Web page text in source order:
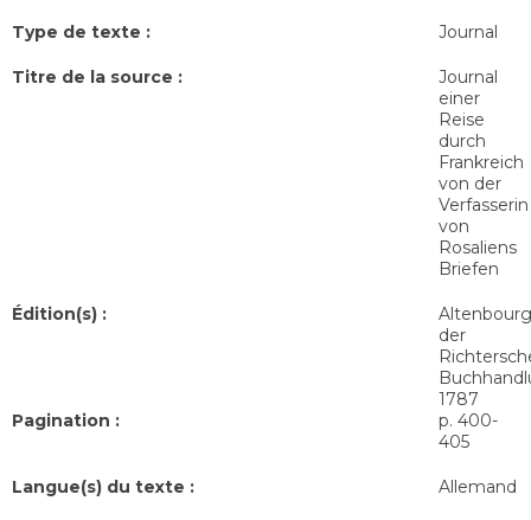
Type de texte : Journal
Titre de la source :
Journal
einer
Reise
durch
Frankreich
von der
Verfasserin
von
Rosaliens
Briefen
Édition(s) :
der
1787
Pagination :
p. 400-
405
Langue(s) du texte : Allemand